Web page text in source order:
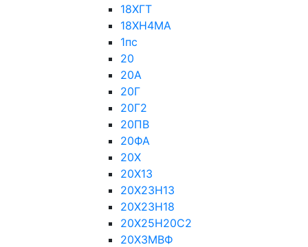
18ХГТ
18ХН4МА
1пс
20
20А
20Г
20Г2
20ПВ
20ФА
20Х
20Х13
20Х23Н13
20Х23Н18
20Х25Н20С2
20Х3МВФ